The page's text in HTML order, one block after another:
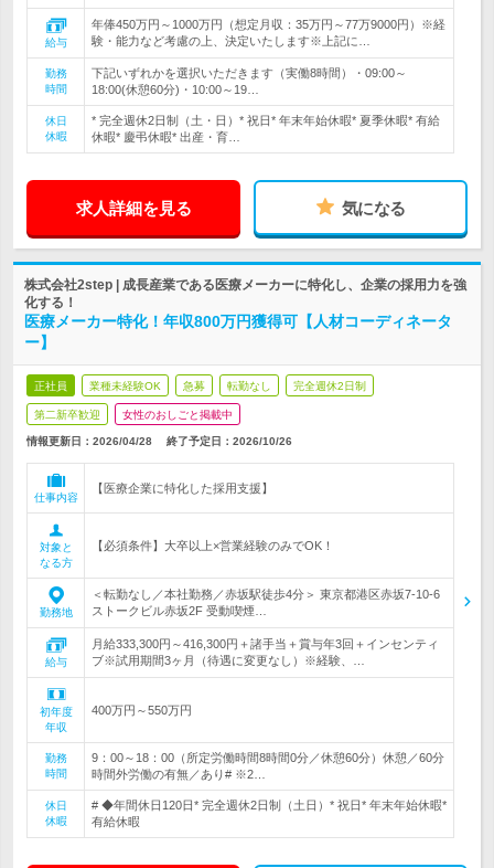
給与
年俸450万円～1000万円（想定月収：35万円～77万9000円）※経
験・能力など考慮の上、決定いたします※上記に…
勤務
時間
下記いずれかを選択いただきます（実働8時間）・09:00～
18:00(休憩60分)・10:00～19…
休日
休暇
* 完全週休2日制（土・日）* 祝日* 年末年始休暇* 夏季休暇* 有給
休暇* 慶弔休暇* 出産・育…
求人詳細を見る 気になる
株式会社2step | 成長産業である医療メーカーに特化し、企業の採用力を強
化する！
医療メーカー特化！年収800万円獲得可【人材コーディネータ
ー】
正社員 業種未経験OK 急募 転勤なし 完全週休2日制
第二新卒歓迎 女性のおしごと掲載中
情報更新日：2026/04/28 終了予定日： 2026/10/26
仕事内容
【医療企業に特化した採用支援】
対象と
なる方
【必須条件】大卒以上×営業経験のみでOK！
勤務地
＜転勤なし／本社勤務／赤坂駅徒歩4分＞ 東京都港区赤坂7-10-6
ストークビル赤坂2F 受動喫煙…
給与
月給333,300円～416,300円＋諸手当＋賞与年3回＋インセンティ
ブ※試用期間3ヶ月（待遇に変更なし）※経験、…
初年度
年収
400万円～550万円
勤務
時間
9：00～18：00（所定労働時間8時間0分／休憩60分）休憩／60分
時間外労働の有無／あり# ※2…
休日
休暇
# ◆年間休日120日* 完全週休2日制（土日）* 祝日* 年末年始休暇*
有給休暇